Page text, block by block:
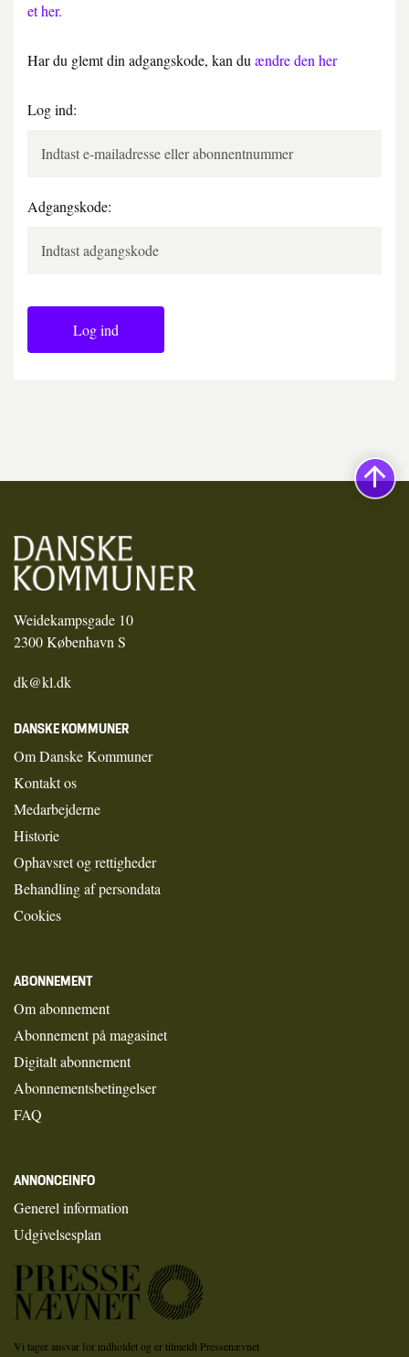
et her.
Har du glemt din adgangskode, kan du ændre den her
Log ind:
Adgangskode:
Log ind
Weidekampsgade 10
2300 København S
dk@kl.dk
DANSKE KOMMUNER
Om Danske Kommuner
Kontakt os
Medarbejderne
Historie
Ophavsret og rettigheder
Behandling af persondata
Cookies
ABONNEMENT
Om abonnement
Abonnement på magasinet
Digitalt abonnement
Abonnementsbetingelser
FAQ
ANNONCEINFO
Generel information
Udgivelsesplan
Vi tager ansvar for indholdet og er tilmeldt Pressenævnet